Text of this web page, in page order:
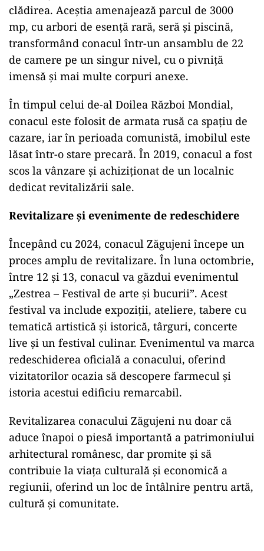
clădirea. Aceștia amenajează parcul de 3000
mp, cu arbori de esență rară, seră și piscină,
transformând conacul într-un ansamblu de 22
de camere pe un singur nivel, cu o pivniță
imensă și mai multe corpuri anexe.
În timpul celui de-al Doilea Război Mondial,
conacul este folosit de armata rusă ca spațiu de
cazare, iar în perioada comunistă, imobilul este
lăsat într-o stare precară. În 2019, conacul a fost
scos la vânzare și achiziționat de un localnic
dedicat revitalizării sale.
Revitalizare și evenimente de redeschidere
Începând cu 2024, conacul Zăgujeni începe un
proces amplu de revitalizare. În luna octombrie,
între 12 și 13, conacul va găzdui evenimentul
„Zestrea – Festival de arte și bucurii”. Acest
festival va include expoziții, ateliere, tabere cu
tematică artistică și istorică, târguri, concerte
live și un festival culinar. Evenimentul va marca
redeschiderea oficială a conacului, oferind
vizitatorilor ocazia să descopere farmecul și
istoria acestui edificiu remarcabil.
Revitalizarea conacului Zăgujeni nu doar că
aduce înapoi o piesă importantă a patrimoniului
arhitectural românesc, dar promite și să
contribuie la viața culturală și economică a
regiunii, oferind un loc de întâlnire pentru artă,
cultură și comunitate.